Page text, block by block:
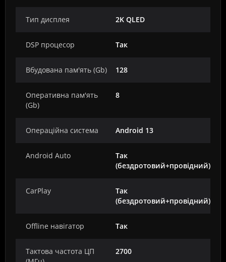
Тип дисплея 2K QLED
DSP процесор Так
Вбудована пам'ять (Gb) 128
Оперативна пам'ять
(Gb)
8
Операційна система Android 13
Android Auto
Так
(бездротовий+провідний)
CarPlay
Так
(бездротовий+провідний)
Offline навігатор Так
Тактова частота ЦП
2700